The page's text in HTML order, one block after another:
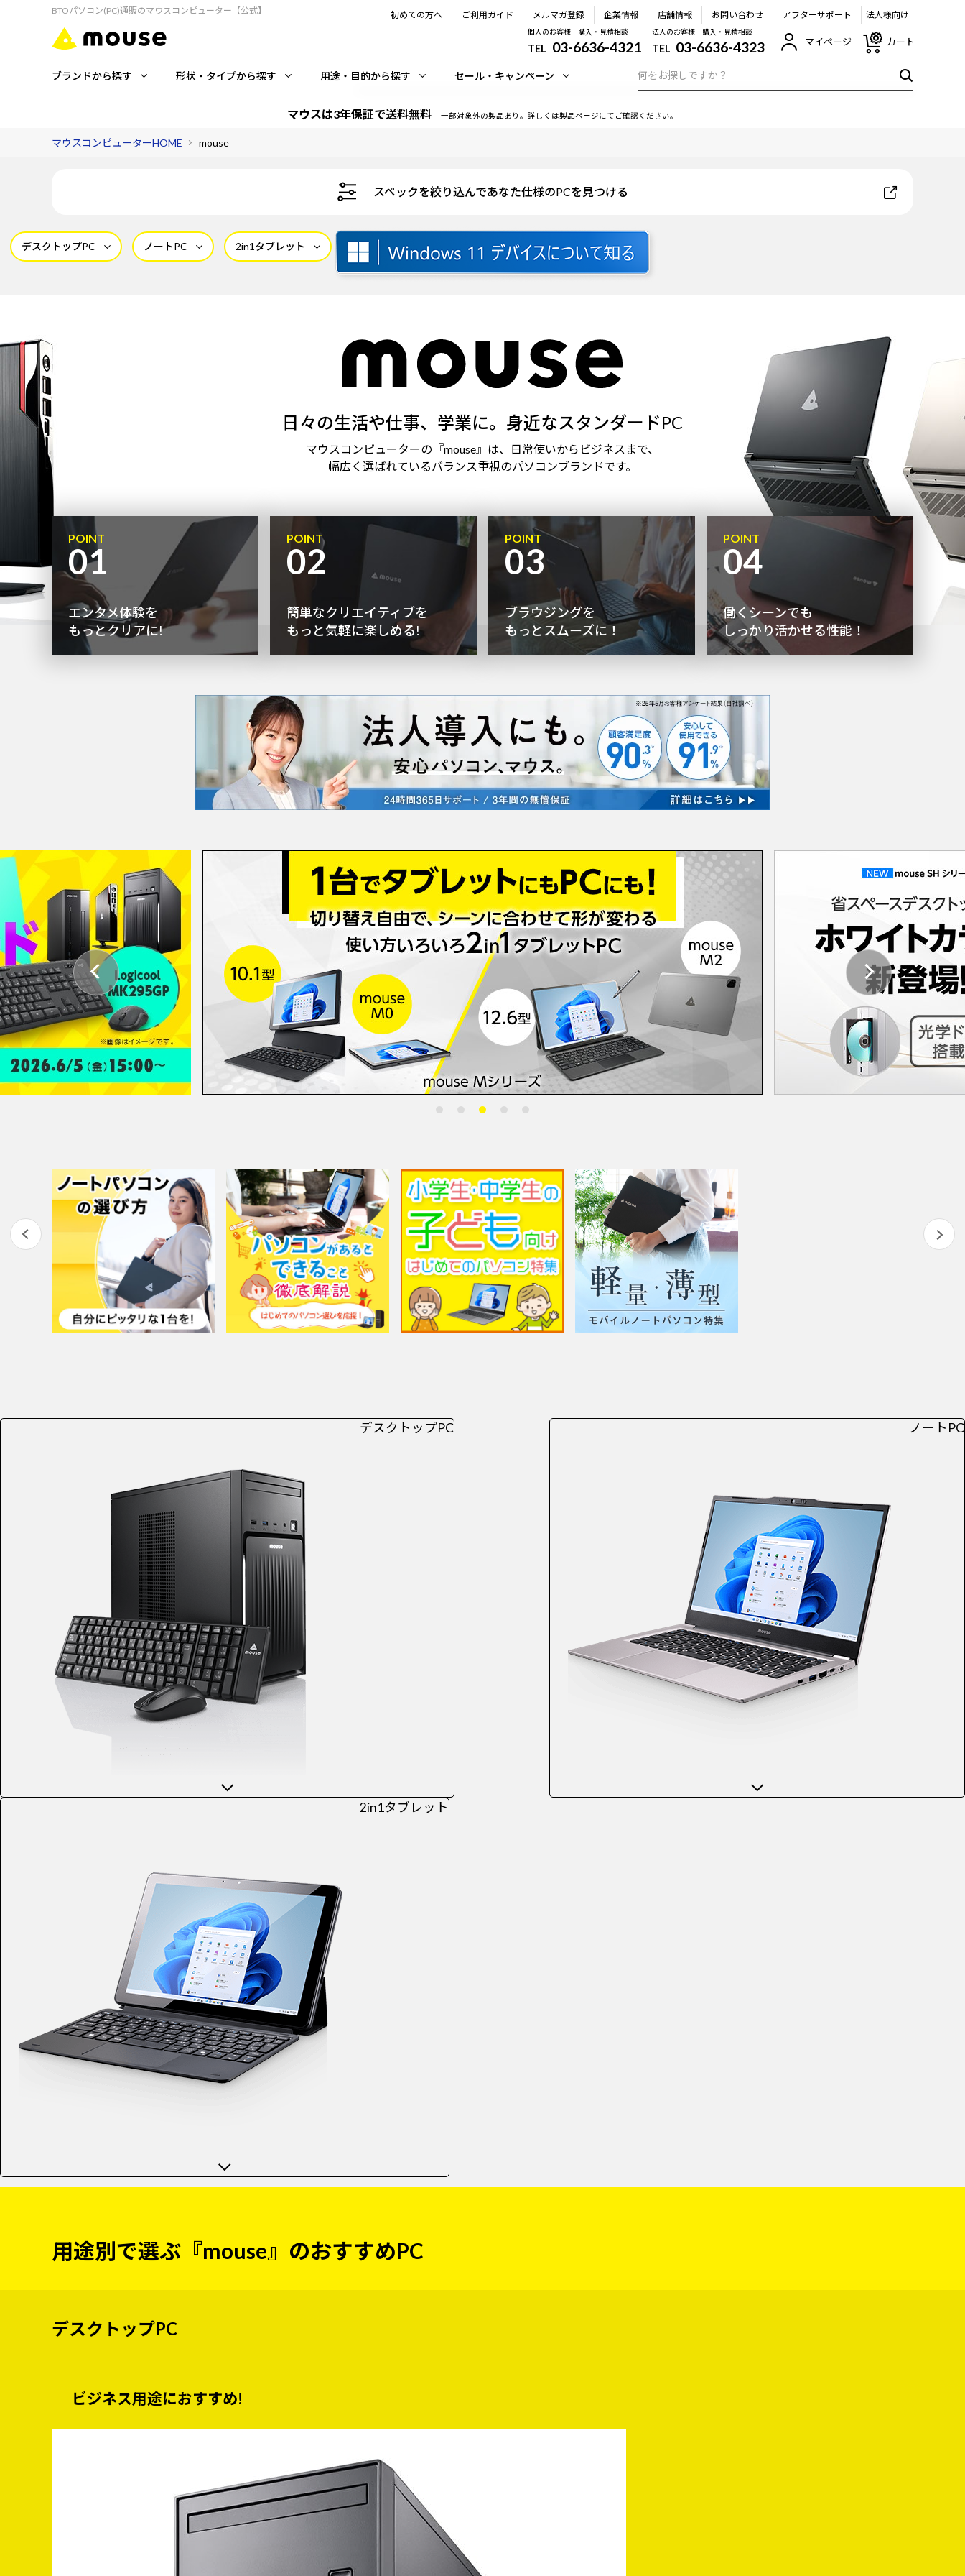
BTOパソコン(PC)通販のマウスコンピューター【公式】 初めての方へ ご利用ガイド メルマガ登録 企業情報 店舗情報 お問い合わせ アフターサポート 法人様向け
個人のお客様 購入・見積相談
TEL 03-6636-4321
法人のお客様 購入・見積相談
TEL 03-6636-4323 マイページ カート
ブランドから探す 形状・タイプから探す 用途・目的から探す セール・キャンペーン
マウスは3年保証で送料無料 一部対象外の製品あり。詳しくは製品ページにてご確認ください。
マウスコンピューターHOME mouse
スペックを絞り込んであなた仕様のPCを見つける
デスクトップPC ノートPC 2in1タブレット
日々の生活や仕事、学業に。身近なスタンダードPC
マウスコンピューターの『mouse』は、日常使いからビジネスまで、
幅広く選ばれているバランス重視のパソコンブランドです。
POINT
01
エンタメ体験を
もっとクリアに!
POINT
02
簡単なクリエイティブを
もっと気軽に楽しめる!
POINT
03
ブラウジングを
もっとスムーズに！
POINT
04
働くシーンでも
しっかり活かせる性能！
デスクトップPC ノートPC
2in1タブレット
用途別で選ぶ『mouse』のおすすめPC
デスクトップPC
ビジネス用途におすすめ!